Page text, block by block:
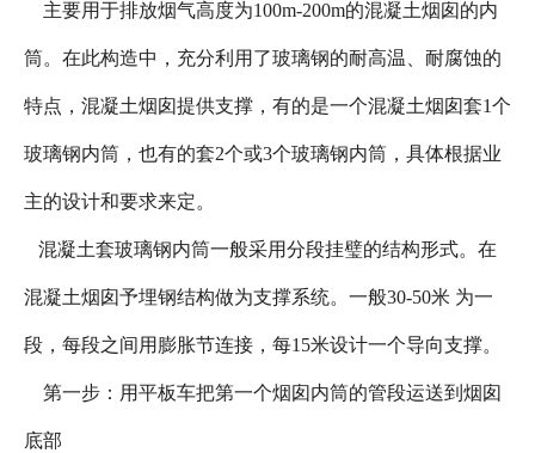
主要用于排放烟气高度为100m-200m的混凝土烟囱的内
筒。在此构造中，充分利用了玻璃钢的耐高温、耐腐蚀的
特点，混凝土烟囱提供支撑，有的是一个混凝土烟囱套1个
玻璃钢内筒，也有的套2个或3个玻璃钢内筒，具体根据业
主的设计和要求来定。
混凝土套玻璃钢内筒一般采用分段挂璧的结构形式。在
混凝土烟囱予埋钢结构做为支撑系统。一般30-50米 为一
段，每段之间用膨胀节连接，每15米设计一个导向支撑。
第一步：用平板车把第一个烟囱内筒的管段运送到烟囱
底部